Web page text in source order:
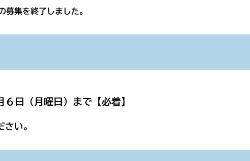
募集を終了しました。
６ 日（月曜日）まで【必着】
い。